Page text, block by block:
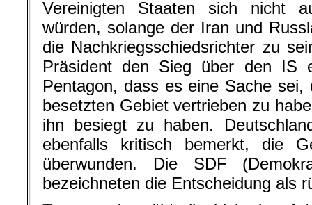
Vereinigten Staaten sich nicht
würden, solange der Iran und
die Nachkriegsschiedsrichter zu
Präsident den Sieg über den IS
Pentagon, dass es eine Sache
besetzten Gebiet vertrieben zu
ihn besiegt zu haben.
ebenfalls kritisch bemerkt, die
überwunden. Die SDF
bezeichneten die Entscheidung als